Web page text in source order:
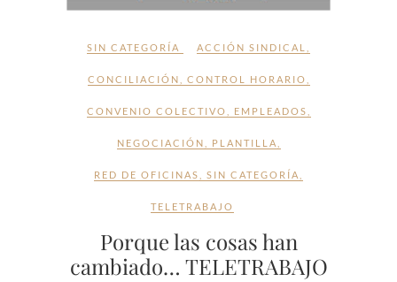
SIN CATEGORÍA ACCIÓN SINDICAL
CONCILIACIÓN CONTROL HORARIO
CONVENIO COLECTIVO EMPLEADOS
NEGOCIACIÓN PLANTILLA
RED DE OFICINAS SIN CATEGORÍA
TELETRABAJO
Porque las cosas han
cambiado… TELETRABAJO